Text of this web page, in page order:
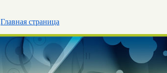
Главная страница